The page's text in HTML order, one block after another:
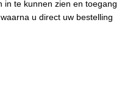
in te kunnen zien en toegang
u direct uw bestelling